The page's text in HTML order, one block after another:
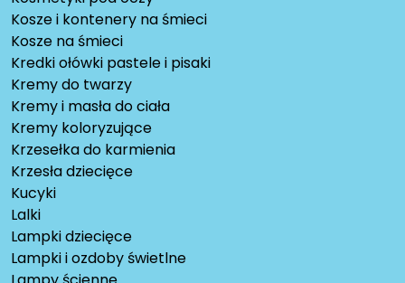
Kosze i kontenery na śmieci
Kosze na śmieci
Kredki ołówki pastele i pisaki
Kremy do twarzy
Kremy i masła do ciała
Kremy koloryzujące
Krzesełka do karmienia
Krzesła dziecięce
Kucyki
Lalki
Lampki dziecięce
Lampki i ozdoby świetlne